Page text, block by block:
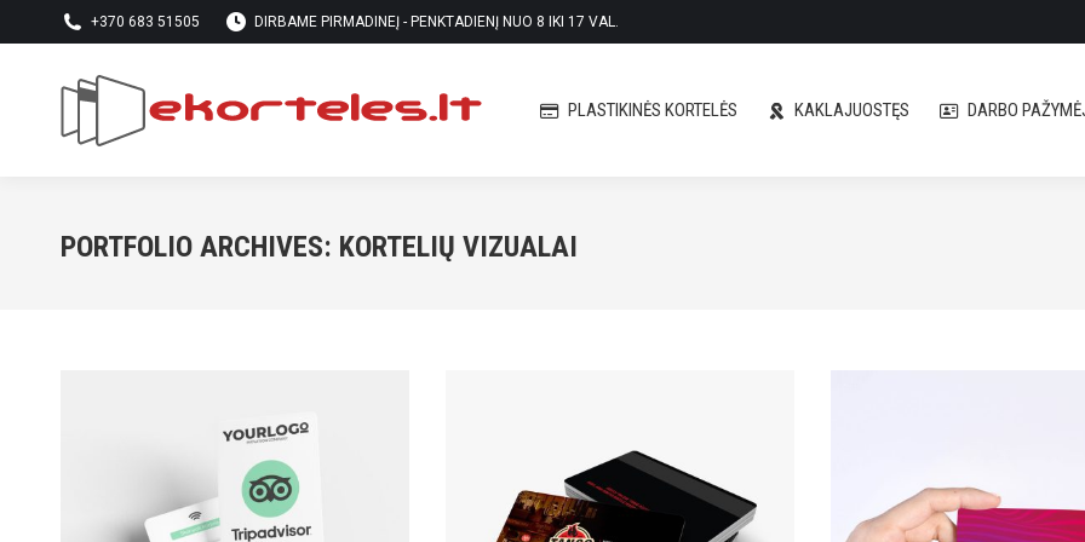
+370 683 51505 DIRBAME PIRMADINEĮ - PENKTADIENĮ NUO 8 IKI 17 VAL.
PLASTIKINĖS KORTELĖS KAKLAJUOSTĘS DARBO
PORTFOLIO ARCHIVES: KORTELIŲ VIZUALAI
PLASTIKINĖS KORTELĖS KAKLAJUOSTĘS DARBO